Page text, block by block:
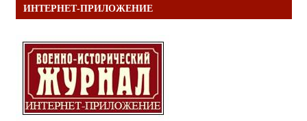
ИНТЕРНЕТ-ПРИЛОЖЕНИЕ